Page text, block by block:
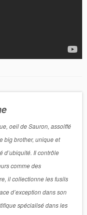
oeil de Sauron, assoiffé
big brother, unique et
d’ubiquité. Il contrôle
comme des
il collectionne les fusils
d’exception dans son
spécialisé dans les